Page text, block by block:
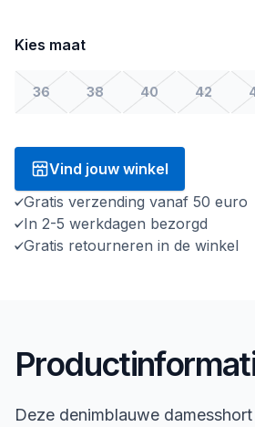
Kies maat
36 38 40 42
Vind jouw winkel
Gratis verzending vanaf 50 euro
In 2-5 werkdagen bezorgd
Gratis retourneren in de winkel
Deze denimblauwe